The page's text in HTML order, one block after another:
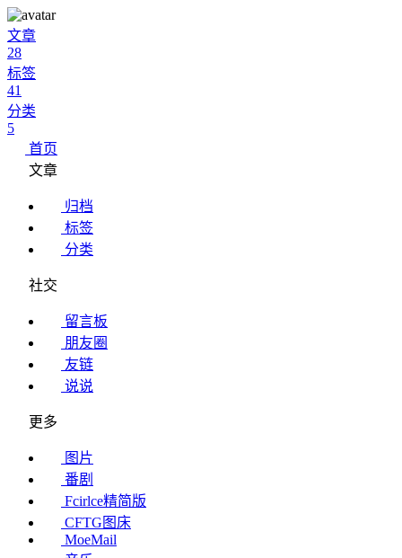
文章
28
标签
41
分类
5
首页
文章
归档
标签
分类
社交
留言板
朋友圈
友链
说说
更多
图片
番剧
Fcirlce精简版
CFTG图床
MoeMail